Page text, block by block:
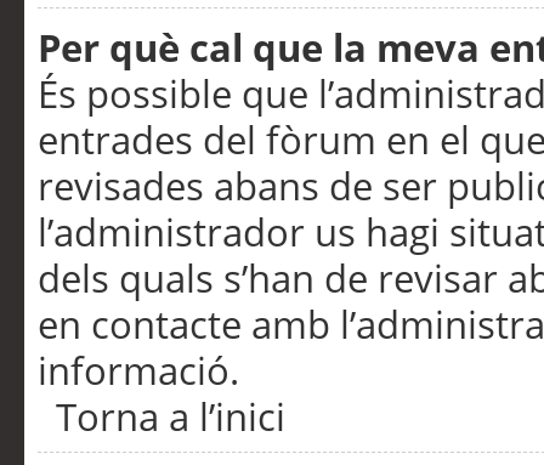
Per què cal que la meva
És possible que
entrades del fòrum en el
revisades abans de ser
l’administrador us hagi
dels quals s’han de revisar
en contacte amb
informació.
Torna a l’inici